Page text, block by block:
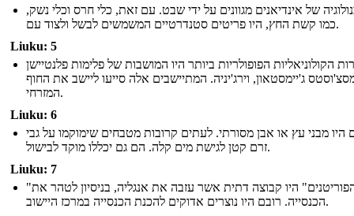
של אינדיאנים מגוונים על ידי שבט. עם זאת, כלי חרס וכלי נשק,
כמו קשת החץ, היו פריטים סטנדרטיים המשמשים לבשל ולצוד עם.
Liuku: 5
הקולוניאליות הפופולריות ביותר היו המושבות של פלימות פלנטיישן
ג'יימסטאון, וירג'יניה. המתיישבים אלה סייעו ליישב את החוף
המזרחי.
Liuku: 6
היו מבני עץ או אבן מסורתי. לעתים קרובות מטבחים שימוקמו על גבי
זרם קטן לגישת מים קלה. הם גם יכללו מוקד לבישול.
Liuku: 7
"הפוריטנים" היו קבוצה דתית אשר עזבה את אנגליה, בניסיון לטהר את
הכנסייה. רובם היו נוצרים אדוקים להכנת הכנסייה במרכז היישוב.